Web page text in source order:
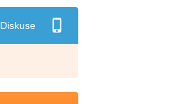
Diskuse